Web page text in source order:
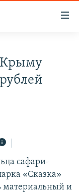
Крыму
сафари-
«Сказка»
материальный и